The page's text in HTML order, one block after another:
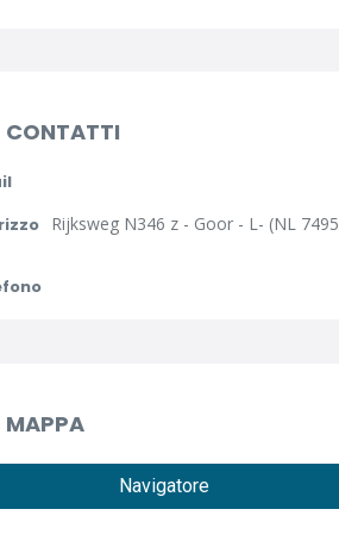
CONTATTI
Rijksweg N346 z - Goor - L- (NL 7495
MAPPA
Navigatore